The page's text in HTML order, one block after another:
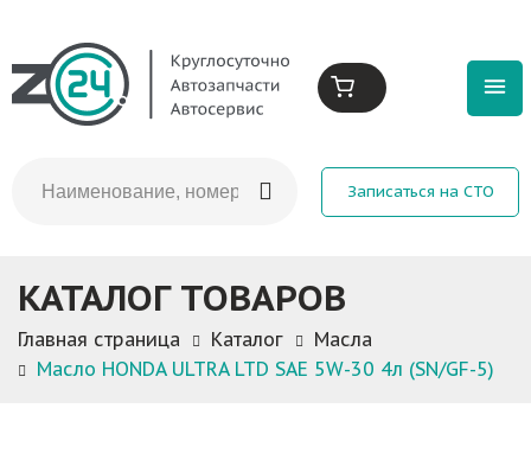
Записаться на СТО
КАТАЛОГ ТОВАРОВ
Главная страница Каталог
Масла
Масло HONDA ULTRA LTD SAE 5W-30 4л (SN/GF-5)